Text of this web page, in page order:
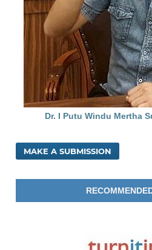
Dr. I Putu Windu Mertha
MAKE A SUBMISSION